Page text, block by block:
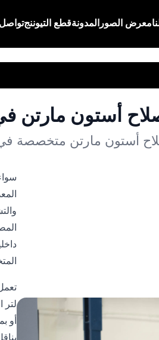
معرض الصورالمدونةقطع التيوننج
أستون مارتن
أستون مارتن متخصصة